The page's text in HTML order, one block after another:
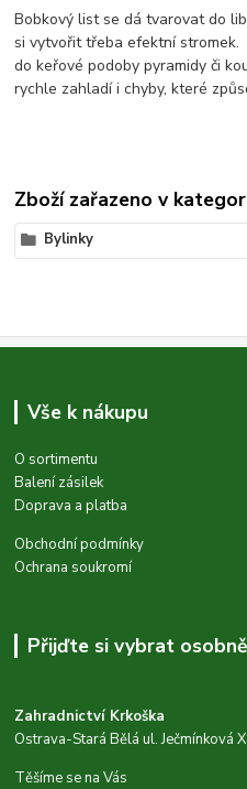
Bobkový list se dá tvarovat do
si vytvořit třeba efektní
do keřové podoby pyramidy či
rychle zahladí i chyby, které
Zboží zařazeno v
Bylinky
Vše k nákupu
O sortimentu
Balení zásilek
Doprava a platba
Obchodní podmínky
Ochrana soukromí
Přijďte si vybrat
Zahradnictví Krkoška
Ostrava-Stará Bělá ul. Ječmínková
Těšíme se na Vás